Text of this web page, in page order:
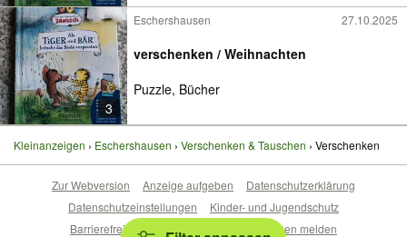
3
Eschershausen 27.10.2025
verschenken / Weihnachten
Puzzle, Bücher
Kleinanzeigen Eschershausen Verschenken & Tauschen Verschenken
Zur Webversion Anzeige aufgeben
Datenschutzerklärung
Datenschutzeinstellungen
Kinder- und Jugendschutz
Barrierefreiheitserklärung
Sicherheitslücken melden